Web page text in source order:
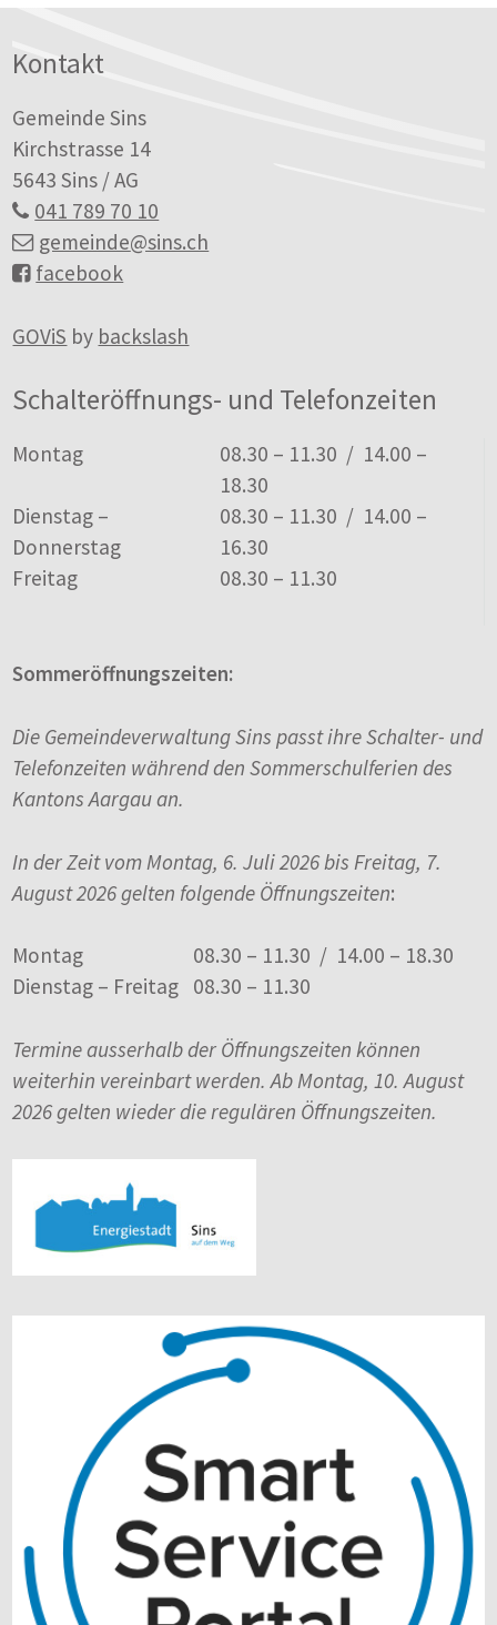
Kontakt
Gemeinde Sins
Kirchstrasse 14
5643 Sins / AG
041 789 70 10
gemeinde@sins.ch
facebook
GOViS by backslash
Schalteröffnungs- und Telefonzeiten
TagÖffnungszeiten
Montag
08.30 – 11.30 / 14.00 –
18.30
Dienstag –
Donnerstag
08.30 – 11.30 / 14.00 –
16.30
Freitag
08.30 – 11.30
Sommeröffnungszeiten:
Die Gemeindeverwaltung Sins passt ihre Schalter- und
Telefonzeiten während den Sommerschulferien des
Kantons Aargau an.
In der Zeit vom Montag, 6. Juli 2026 bis Freitag, 7.
August 2026 gelten folgende Öffnungszeiten:
Montag
08.30 – 11.30 / 14.00 – 18.30
Dienstag – Freitag 08.30 – 11.30
Termine ausserhalb der Öffnungszeiten können
weiterhin vereinbart werden. Ab Montag, 10. August
2026 gelten wieder die regulären Öffnungszeiten.